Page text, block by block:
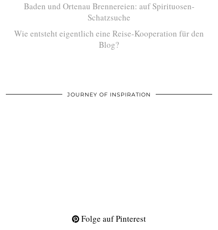
Baden und Ortenau Brennereien: auf Spirituosen-
Schatzsuche
Wie entsteht eigentlich eine Reise-Kooperation für den
Blog?
JOURNEY OF INSPIRATION
Folge auf Pinterest